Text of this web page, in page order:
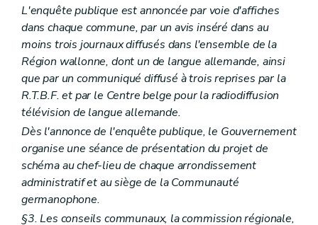
Art. 388/2
Art. 388/3
Art. 388/4
Art. 388/5
Chapitre XV Des fonctionnaires délégués pour l'application des articles 67, 69, 70, 71 et 77 (lire articles
155, §2
157
,
158
,
159
et
165)
L'enquête publique est annoncée par voie d'affiches
dans chaque commune, par un avis inséré dans au
moins trois journaux diffusés dans l'ensemble de la
Région wallonne, dont un de langue allemande, ainsi
que par un communiqué diffusé à trois reprises par la
R.T.B.F. et par le Centre belge pour la radiodiffusion
télévision de langue allemande.
Dès l'annonce de l'enquête publique, le Gouvernement
organise une séance de présentation du projet de
schéma au chef-lieu de chaque arrondissement
administratif et au siège de la Communauté
germanophone.
§3. Les conseils communaux, la commission régionale,